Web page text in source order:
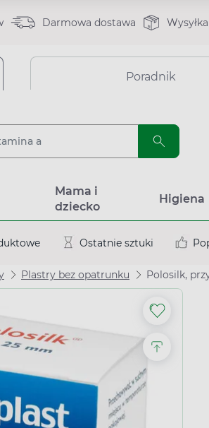
Darmowa dostawa
Poradnik
Mama i
dziecko
Higiena
Ostatnie sztuki
Plastry bez opatrunku Polosilk,